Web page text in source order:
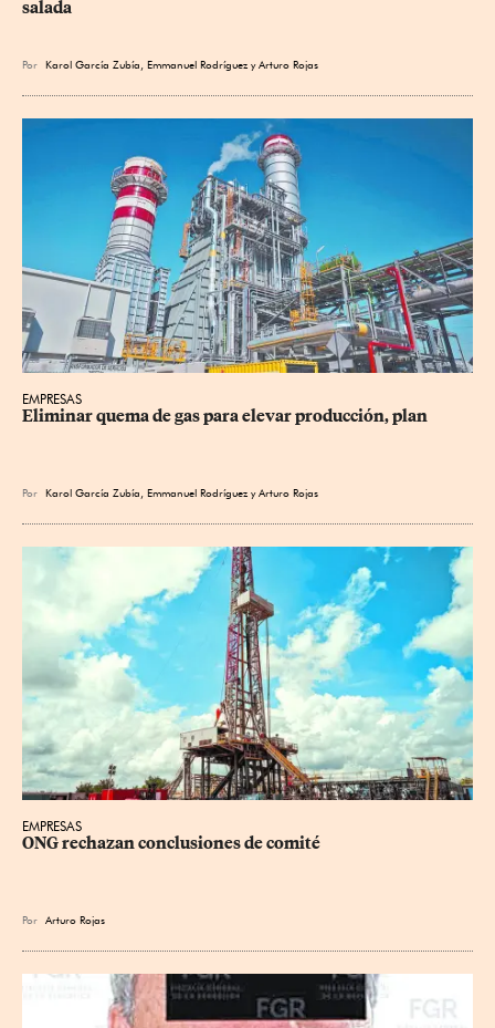
salada
Por Karol García Zubía, Emmanuel Rodríguez yArturo Rojas
EMPRESAS
Eliminar quema de gas para elevar producción, plan
Por Karol García Zubía Emmanuel Rodríguez yArturo Rojas
EMPRESAS
ONG rechazan conclusiones de comité
Por Arturo Rojas